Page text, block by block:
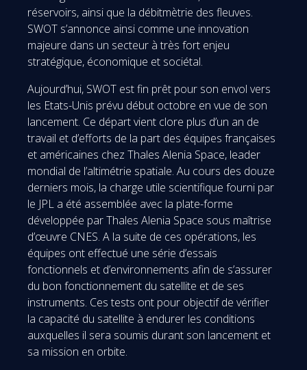
réservoirs, ainsi que la débitmètrie des fleuves.
SWOT s’annonce ainsi comme une innovation
majeure dans un secteur à très fort enjeu
stratégique, économique et sociétal.
Aujourd’hui, SWOT est fin prêt pour son envol vers
les Etats-Unis prévu début octobre en vue de son
lancement. Ce départ vient clore plus d’un an de
travail et d’efforts de la part des équipes françaises
et américaines chez Thales Alenia Space, leader
mondial de l’altimétrie spatiale. Au cours des douze
derniers mois, la charge utile scientifique fourni par
le JPL a été assemblée avec la plate-forme
développée par Thales Alenia Space sous maîtrise
d’œuvre CNES. A la suite de ces opérations, les
équipes ont effectué une série d’essais
fonctionnels et d’environnements afin de s’assurer
du bon fonctionnement du satellite et de ses
instruments. Ces tests ont pour objectif de vérifier
la capacité du satellite à endurer les conditions
auxquelles il sera soumis durant son lancement et
sa mission en orbite.